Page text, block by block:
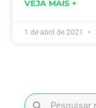
VEJA MAIS +
1 de abril de 2021